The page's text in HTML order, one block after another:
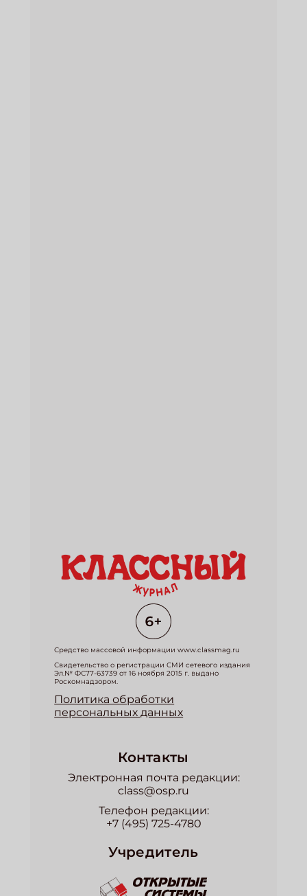
Средство массовой информации www.classmag.ru
Свидетельство о регистрации СМИ сетевого издания
Эл.№ ФС77-63739 от 16 ноября 2015 г. выдано
Роскомнадзором.
Политика обработки
персональных данных
Контакты
Электронная почта редакции:
class@osp.ru
Телефон редакции:
+7 (495) 725-4780
Учредитель